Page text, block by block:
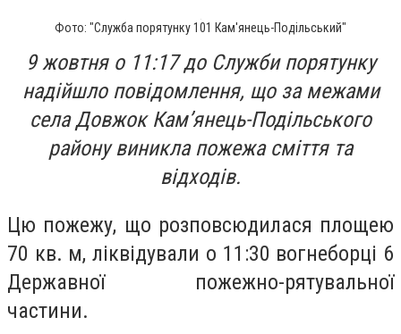
Фото: "Служба порятунку 101 Кам'янець-Подільський"
9 жовтня о 11:17 до Служби порятунку
надійшло повідомлення, що за межами
села Довжок Кам’янець-Подільського
району виникла пожежа сміття та
відходів.
Цю пожежу, що розповсюдилася площею
70 кв. м, ліквідували о 11:30 вогнеборці 6
Державної пожежно-рятувальної
частини.